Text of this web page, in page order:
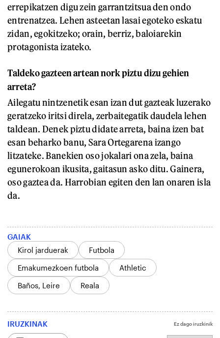
errepikatzen digu zein garrantzitsua den ondo
entrenatzea. Lehen asteetan lasai egoteko eskatu
zidan, egokitzeko; orain, berriz, baloiarekin
protagonista izateko.
Taldeko gazteen artean nork piztu dizu gehien
arreta?
Ailegatu nintzenetik esan izan dut gazteak luzerako
geratzeko iritsi direla, zerbaitegatik daudela lehen
taldean. Denek piztu didate arreta, baina izen bat
esan beharko banu, Sara Ortegarena izango
litzateke. Banekien oso jokalari ona zela, baina
egunerokoan ikusita, gaitasun asko ditu. Gainera,
oso gaztea da. Harrobian egiten den lan onaren isla
da.
GAIAK
Kirol jarduerak
Futbola
Emakumezkoen futbola
Athletic
Baños, Leire
Reala
IRUZKINAK Ez dago iruzkinik